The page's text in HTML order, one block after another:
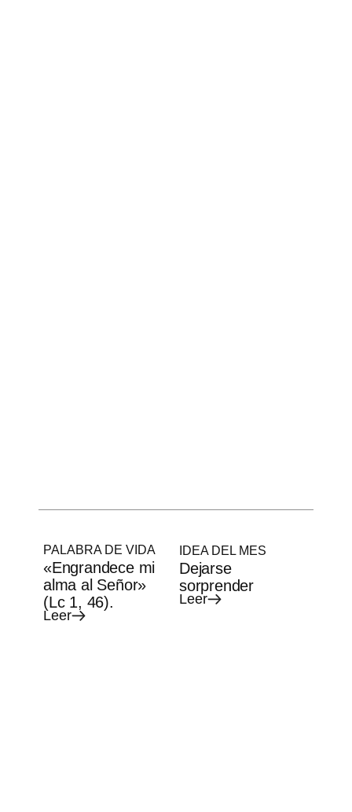
PALABRA DE VIDA
«Engrandece mi
alma al Señor»
(Lc 1, 46).
Leer
IDEA DEL MES
Dejarse
sorprender
Leer